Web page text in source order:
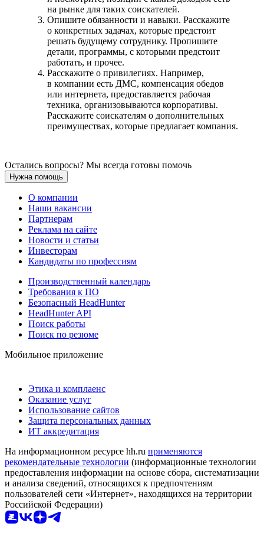
на рынке для таких соискателей.
Опишите обязанности и навыки. Расскажите
о конкретных задачах, которые предстоит
решать будущему сотруднику. Пропишите
детали, программы, с которыми предстоит
работать, и прочее.
Расскажите о привилегиях. Например,
в компании есть ДМС, компенсация обедов
или интернета, предоставляется рабочая
техника, организовываются корпоративы.
Расскажите соискателям о дополнительных
преимуществах, которые предлагает компания.
Остались вопросы? Мы всегда готовы помочь
Нужна помощь
О компании
Наши вакансии
Партнерам
Реклама на сайте
Новости и статьи
Инвесторам
Кандидаты по профессиям
Производственный календарь
Требования к ПО
Безопасный HeadHunter
HeadHunter API
Поиск работы
Поиск по резюме
Мобильное приложение
Этика и комплаенс
Оказание услуг
Использование сайтов
Защита персональных данных
ИТ аккредитация
На информационном ресурсе hh.ru применяются
рекомендательные технологии (информационные технологии
предоставления информации на основе сбора, систематизации
и анализа сведений, относящихся к предпочтениям
пользователей сети «Интернет», находящихся на территории
Российской Федерации)